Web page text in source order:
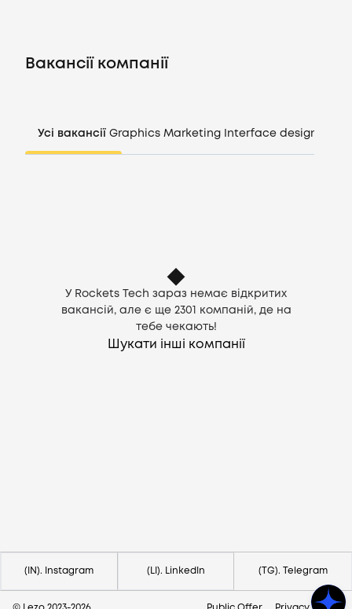
CV генератор
Вакансії компанії
Усі вакансії Graphics Marketing Interface design
У Rockets Tech зараз немає відкритих
вакансій, але є ще 2301
компаній, де на
тебе чекають!
Шукати інші компанії
(IN). Instagram (LI). LinkedIn (TG). Telegram